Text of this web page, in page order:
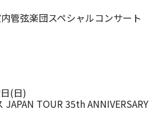
管弦楽団スペシャルコンサート
(日)
TOUR 35th ANNIVERSARY